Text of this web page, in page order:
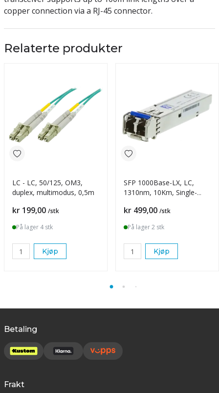
copper connection via a RJ-45 connector.
Relaterte produkter
LC - LC, 50/125, OM3,
duplex, multimodus, 0,5m
Pris
kr 199,00 /stk
På lager 4 stk
Kjøp
SFP 1000Base-LX, LC,
1310nm, 10Km, Single-
Pris
kr 499,00 /stk
På lager 2 stk
Kjøp
Betaling
Frakt